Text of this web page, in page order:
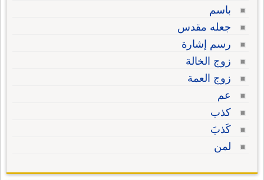
باسم
جعله مقدس
رسم إشارة
زوج الخالة
زوج العمة
عم
كذب
كَذبَ
لمن